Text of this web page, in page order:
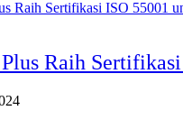
Raih